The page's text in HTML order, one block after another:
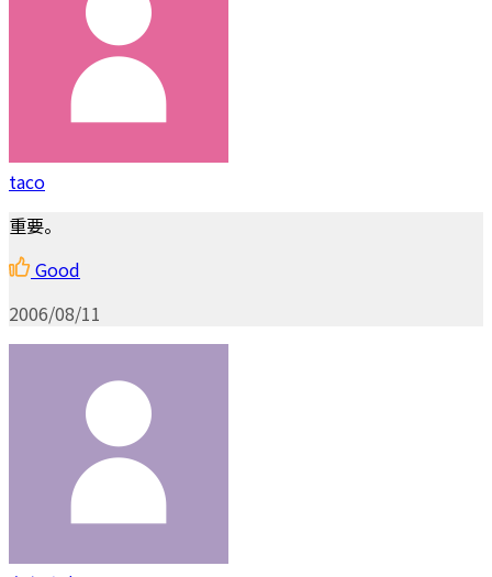
taco
重要。
Good
2006/08/11